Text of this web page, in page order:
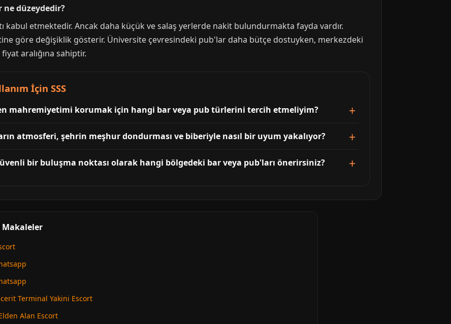
düzeydedir?
kabul etmektedir. Ancak daha küçük ve salaş yerlerde nakit bulundurmakta fayda vardır.
göre değişiklik gösterir. Üniversite çevresindeki pub'lar daha bütçe dostuyken, merkezdeki
aralığına sahiptir.
İçin SSS
mahremiyetimi korumak için hangi bar veya pub türlerini tercih etmeliyim?
atmosferi, şehrin meşhur dondurması ve biberiyle nasıl bir uyum yakalıyor?
bir buluşma noktası olarak hangi bölgedeki bar veya pub'ları önerirsiniz?
Terminal Yakini Escort
Alan Escort